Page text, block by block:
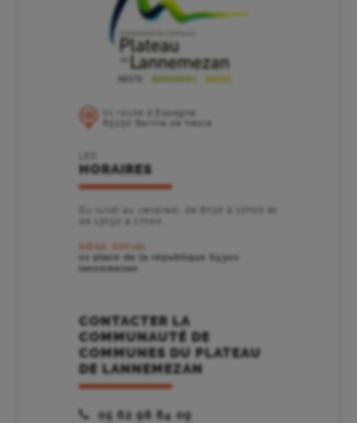
01 route d’Espagne
65250 Barthe de Neste
HORAIRES
Du lundi au vendredi, de 8h30 à 12h00 et
de 13h30 à 17h00.
SIÈGE SOCIAL :
01 place de la république 65300
lannemezan
CONTACTER LA
COMMUNAUTÉ DE
COMMUNES DU PLATEAU
DE LANNEMEZAN
05 62 98 84 09